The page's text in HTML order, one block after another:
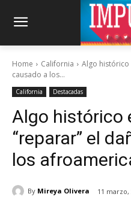
Home California
Algo histórico
causado a los...
California Destacadas
Algo histórico
“reparar” el
los
By Mireya Olivera 11 marzo,